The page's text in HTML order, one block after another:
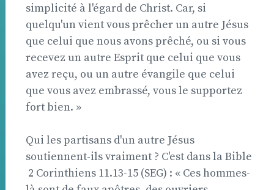
simplicité à l'égard de Christ. Car, si
quelqu'un vient vous prêcher un autre Jésus
que celui que nous avons prêché, ou si vous
recevez un autre Esprit que celui que vous
avez reçu, ou un autre évangile que celui
que vous avez embrassé, vous le supportez
fort bien. »
Qui les partisans d'un autre Jésus
soutiennent-ils vraiment ? C'est dans la Bible
 2 Corinthiens 11.13-15 (SEG) : « Ces hommes-